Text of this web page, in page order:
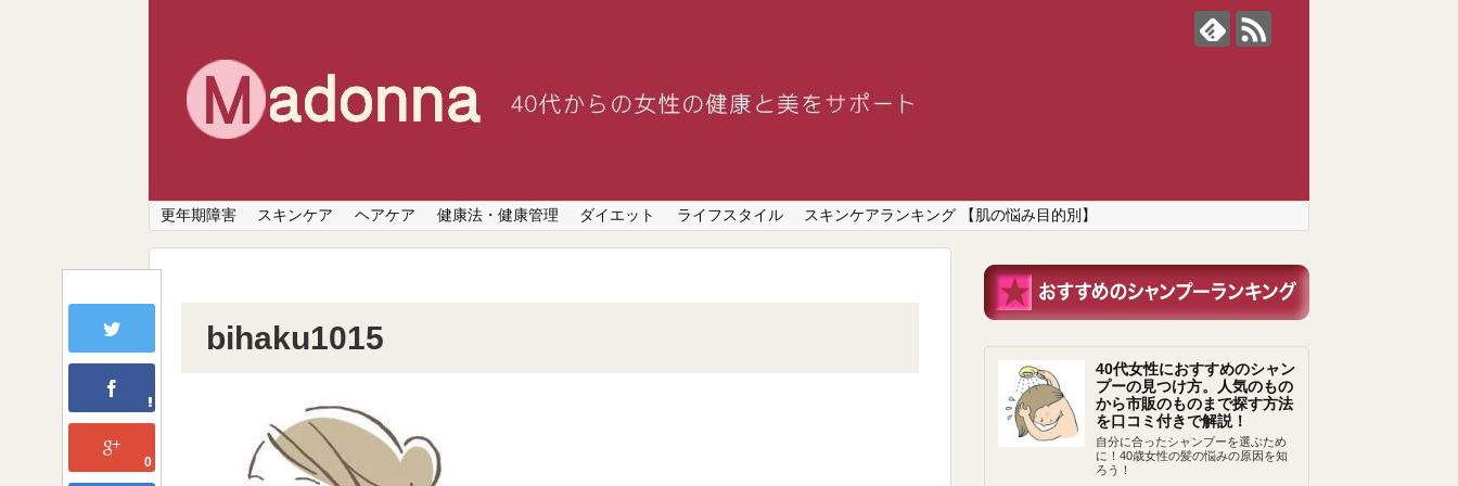
更年期障害 スキンケア ヘアケア 健康法・健康管理 ダイエット ライフスタイル スキンケアランキング 【肌の悩み目的別】
0
bihaku1015
40代女性におすすめのシャン
プーの見つけ方。人気のもの
から市販のものまで探す方法
を口コミ付きで解説！
自分に合ったシャンプーを選ぶため
に！40歳女性の髪の悩みの原因を知
ろう！